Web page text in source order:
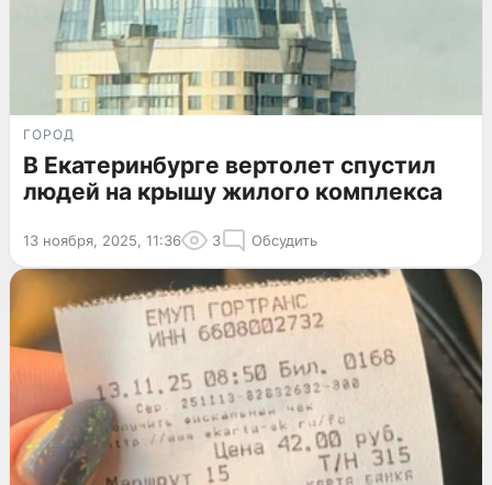
ГОРОД
В Екатеринбурге вертолет спустил
людей на крышу жилого комплекса
13 ноября, 2025, 11:36 3 Обсудить